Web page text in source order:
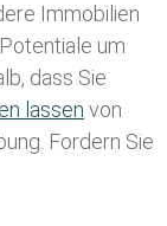
Immobilien
um
dass Sie
lassen von
Fordern Sie